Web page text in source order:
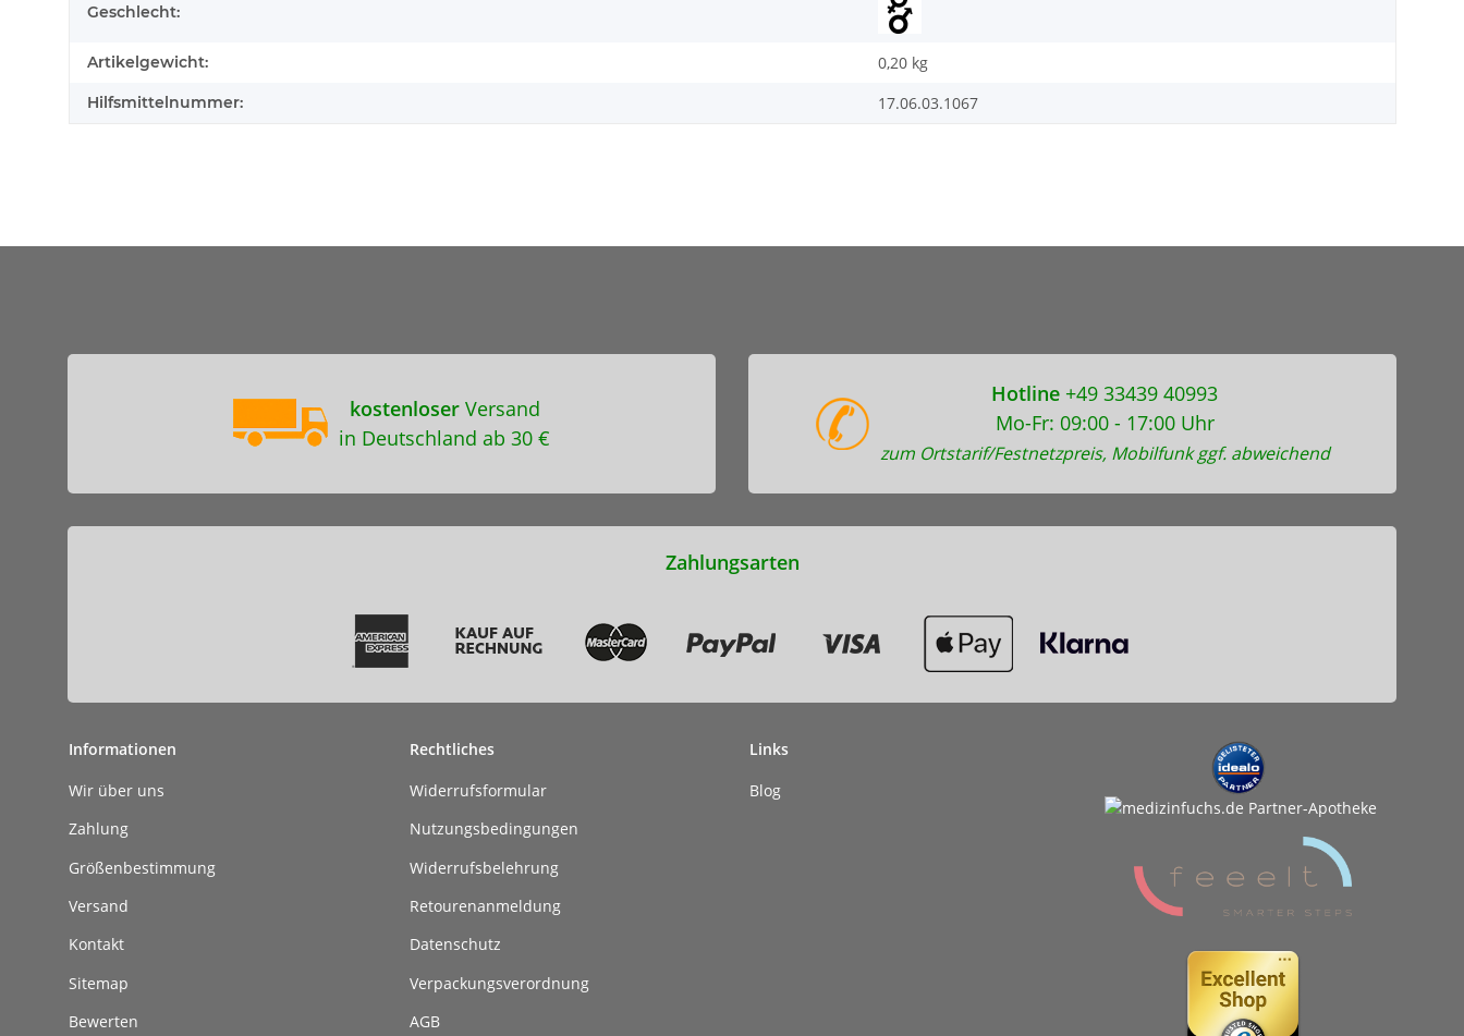
Geschlecht:
Artikelgewicht: 0,20 kg
Hilfsmittelnummer: 17.06.03.1067
kostenloserVersand
in Deutschland ab 30 €
Hotline +49 33439 40993
Mo-Fr: 09:00 - 17:00 Uhr
zum Ortstarif/Festnetzpreis, Mobilfunk ggf. abweichend
Zahlungsarten
Informationen
Wir über uns
Zahlung
Größenbestimmung
Versand
Kontakt
Sitemap
Bewerten
Rechtliches
Widerrufsformular
Nutzungsbedingungen
Widerrufsbelehrung
Retourenanmeldung
Datenschutz
Verpackungsverordnung
AGB
Links
Blog